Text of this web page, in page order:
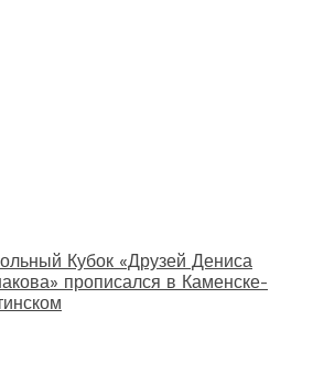
Кубок «Друзей Дениса
прописался в Каменске-